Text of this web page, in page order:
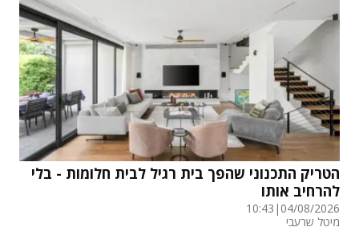
הטריק התכנוני שהפך בית רגיל לבית חלומות - בלי
להרחיב אותו
04/08/2026
|
10:43
מיטל שרעבי